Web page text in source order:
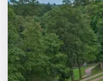
Экскурсии
Спорт
События